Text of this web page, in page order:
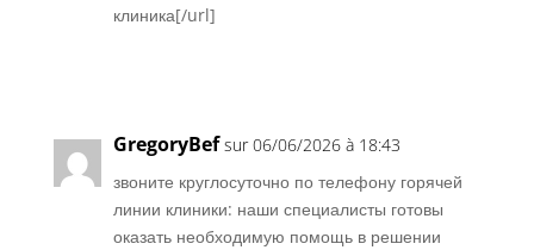
клиника[/url]
GregoryBef sur 06/06/2026 à 18:43
звоните круглосуточно по телефону горячей
линии клиники: наши специалисты готовы
оказать необходимую помощь в решении